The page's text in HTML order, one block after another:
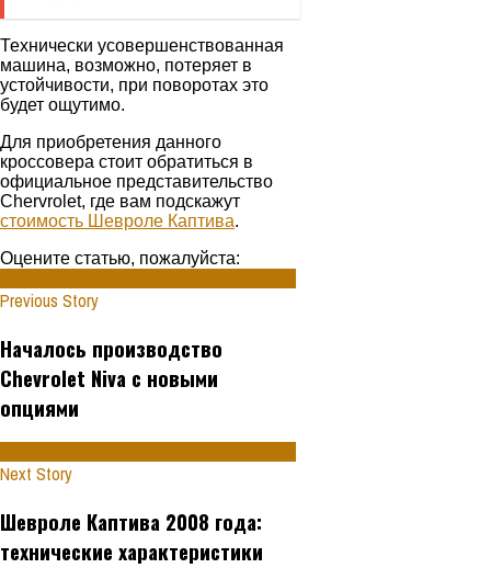
Технически усовершенствованная
машина, возможно, потеряет в
устойчивости, при поворотах это
будет ощутимо.
Для приобретения данного
кроссовера стоит обратиться в
официальное представительство
Chervrolet, где вам подскажут
стоимость Шевроле Каптива.
Оцените статью, пожалуйста:
Previous Story
Началось производство
Chevrolet Niva с новыми
опциями
Next Story
Шевроле Каптива 2008 года:
технические характеристики